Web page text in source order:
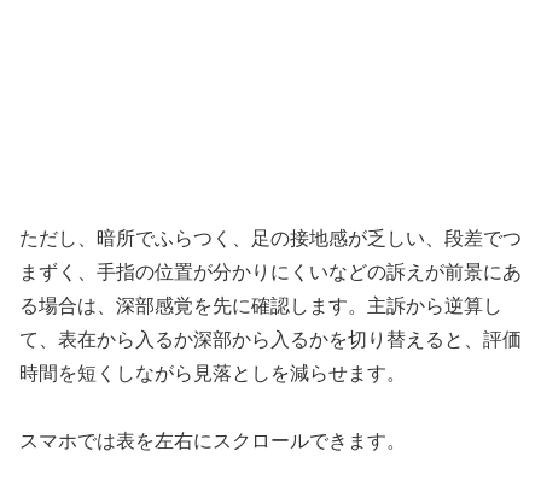
ただし、暗所でふらつく、足の接地感が乏しい、段差でつ
まずく、手指の位置が分かりにくいなどの訴えが前景にあ
る場合は、深部感覚を先に確認します。主訴から逆算し
て、表在から入るか深部から入るかを切り替えると、評価
時間を短くしながら見落としを減らせます。
スマホでは表を左右にスクロールできます。